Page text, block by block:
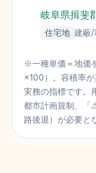
岐阜県揖斐
住宅地 建蔽/
※一種単価＝地価
×100）。容積率
実務の指標です。
都市計画規制、「
路後退）が必要と